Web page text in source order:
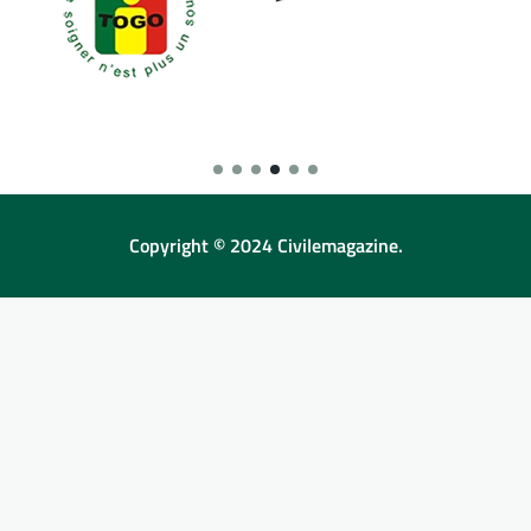
Copyright © 2024 Civilemagazine.